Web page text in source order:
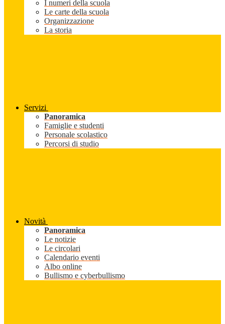
I numeri della scuola
Le carte della scuola
Organizzazione
La storia
Servizi
Panoramica
Famiglie e studenti
Personale scolastico
Percorsi di studio
Novità
Panoramica
Le notizie
Le circolari
Calendario eventi
Albo online
Bullismo e cyberbullismo